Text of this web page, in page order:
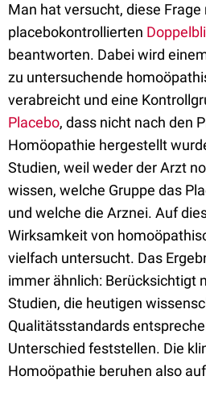
Man hat versucht, diese
placebokontrollierten
beantworten. Dabei wird
zu untersuchende
verabreicht und eine
Placebo, dass nicht nach den
Homöopathie hergestellt
Studien, weil weder der Arzt
wissen, welche Gruppe das
und welche die Arznei. Auf
Wirksamkeit von
vielfach untersucht. Das
immer ähnlich: Berücksichtigt
Studien, die heutigen
Qualitätsstandards
Unterschied feststellen. Die
Homoöpathie beruhen also